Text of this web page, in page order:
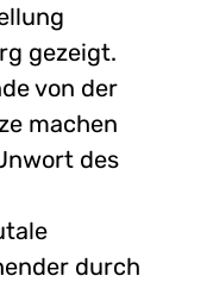
gezeigt.
von der
machen
des
durch